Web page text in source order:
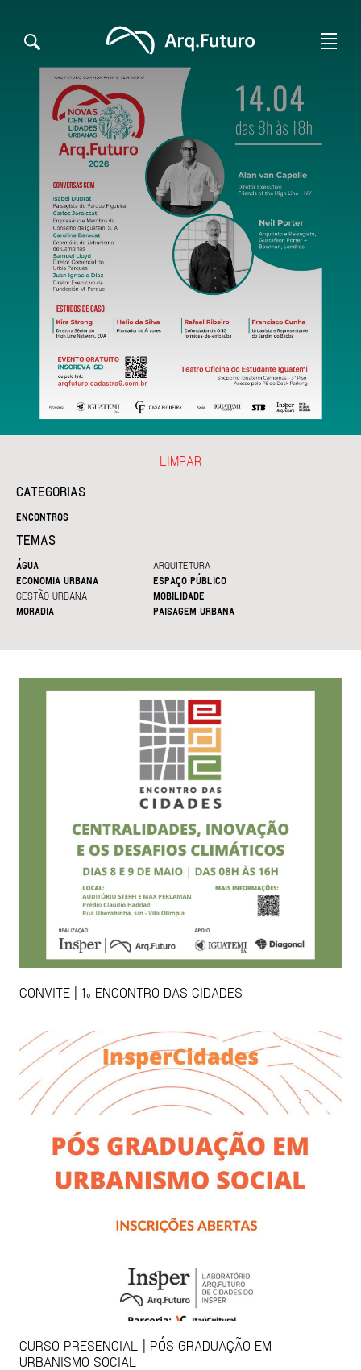
CATEGORIAS
ENCONTROS
TEMAS
ÁGUA
ARQUITETURA
ECONOMIA URBANA
ESPAÇO PÚBLICO
GESTÃO URBANA
MOBILIDADE
MORADIA
PAISAGEM URBANA
LIMPAR
CONVITE | 1º ENCONTRO DAS CIDADES
CURSO PRESENCIAL | PÓS GRADUAÇÃO EM
URBANISMO SOCIAL